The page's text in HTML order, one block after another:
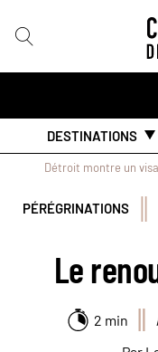
DESTINATIONS
Détroit montre un
PÉRÉGRINATIONS
Le
2 min